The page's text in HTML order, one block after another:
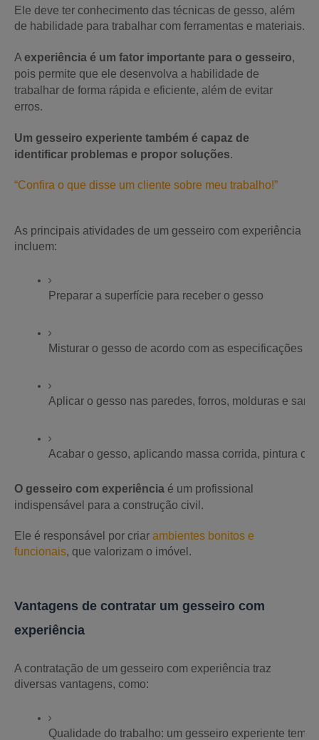
Ele deve ter conhecimento das técnicas de gesso, além
de habilidade para trabalhar com ferramentas e materiais.
A experiência é um fator importante para o gesseiro,
pois permite que ele desenvolva a habilidade de
trabalhar de forma rápida e eficiente, além de evitar
erros.
Um gesseiro experiente também é capaz de
identificar problemas e propor soluções.
“Confira o que disse um cliente sobre meu trabalho!”
As principais atividades de um gesseiro com experiência
incluem:
Preparar a superfície para receber o gesso
Misturar o gesso de acordo com as especificações
Aplicar o gesso nas paredes, forros, molduras e
Acabar o gesso, aplicando massa corrida, pintura ou
O gesseiro com experiência é um profissional
indispensável para a construção civil.
Ele é responsável por criar ambientes bonitos e
funcionais, que valorizam o imóvel.
Vantagens de contratar um gesseiro com
experiência
A contratação de um gesseiro com experiência traz
diversas vantagens, como:
Qualidade do trabalho: um gesseiro experiente tem